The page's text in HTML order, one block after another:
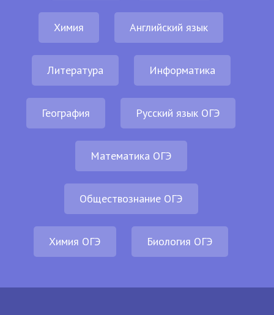
Химия Английский язык
Литература Информатика
География Русский язык ОГЭ
Математика ОГЭ
Обществознание ОГЭ
Химия ОГЭ Биология ОГЭ